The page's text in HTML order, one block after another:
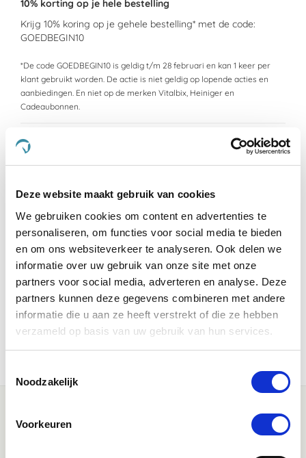
Deze website maakt gebruik van cookies
We gebruiken cookies om content en advertenties te
personaliseren, om functies voor social media te bieden
en om ons websiteverkeer te analyseren. Ook delen we
informatie over uw gebruik van onze site met onze
partners voor social media, adverteren en analyse. Deze
partners kunnen deze gegevens combineren met andere
informatie die u aan ze heeft verstrekt of die ze hebben
verzameld op basis van uw gebruik van hun services.
Noodzakelijk
Voorkeuren
10% korting op je hele bestelling
Krijg 10% koring op je gehele bestelling* met de code:
GOEDBEGIN10
*De code GOEDBEGIN10 is geldig t/m 28 februari en kan 1 keer per
klant gebruikt worden. De actie is niet geldig op lopende acties en
aanbiedingen. En niet op de merken Vitalbix, Heiniger en
Cadeaubonnen.
10% korting op alles van Synovium
15% korting op leerverzorging
Shop hier lederreinigingsproducten
Alle dekens minimaal 20% korting
Bekijk hier alle dekens